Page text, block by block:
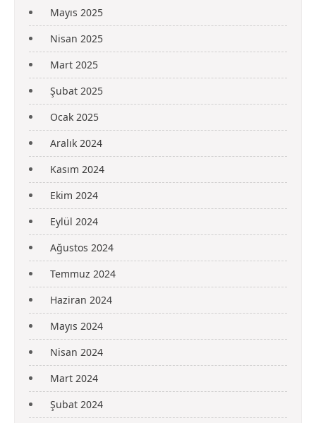
Mayıs 2025
Nisan 2025
Mart 2025
Şubat 2025
Ocak 2025
Aralık 2024
Kasım 2024
Ekim 2024
Eylül 2024
Ağustos 2024
Temmuz 2024
Haziran 2024
Mayıs 2024
Nisan 2024
Mart 2024
Şubat 2024